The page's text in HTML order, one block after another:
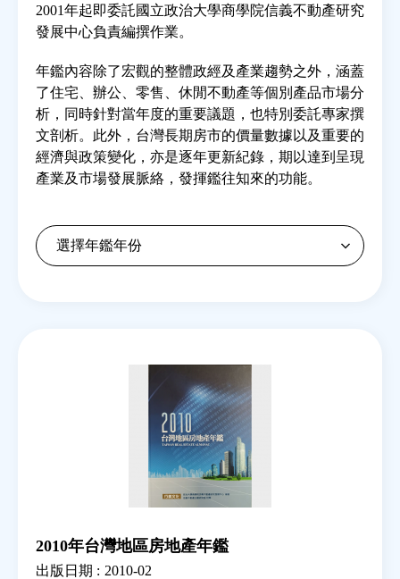
房市分析
研究獎勵
房地產年鑑
電子報
2001年起即委託國立政治大學商學院信義不動產研究
發展中心負責編撰作業。
年鑑內容除了宏觀的整體政經及產業趨勢之外，涵蓋
了住宅、辦公、零售、休閒不動產等個別產品市場分
析，同時針對當年度的重要議題，也特別委託專家撰
文剖析。此外，台灣長期房市的價量數據以及重要的
經濟與政策變化，亦是逐年更新紀錄，期以達到呈現
產業及市場發展脈絡，發揮鑑往知來的功能。
2010年台灣地區房地產年鑑
出版日期 : 2010-02